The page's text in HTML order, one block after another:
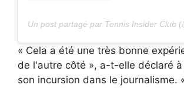
« Cela a été une très bonne
de l'autre côté », a-t-elle déclaré
son incursion dans le journalisme.